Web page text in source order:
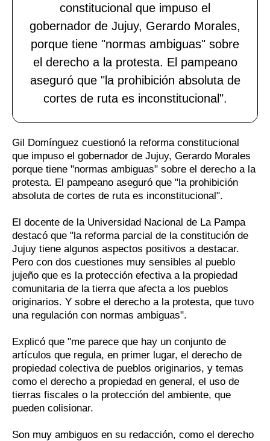
constitucional que impuso el
gobernador de Jujuy, Gerardo Morales,
porque tiene "normas ambiguas" sobre
el derecho a la protesta. El pampeano
aseguró que "la prohibición absoluta de
cortes de ruta es inconstitucional".
Gil Domínguez cuestionó la reforma constitucional
que impuso el gobernador de Jujuy, Gerardo Morales
porque tiene "normas ambiguas" sobre el derecho a la
protesta. El pampeano aseguró que "la prohibición
absoluta de cortes de ruta es inconstitucional".
El docente de la Universidad Nacional de La Pampa
destacó que "la reforma parcial de la constitución de
Jujuy tiene algunos aspectos positivos a destacar.
Pero con dos cuestiones muy sensibles al pueblo
jujeño que es la protección efectiva a la propiedad
comunitaria de la tierra que afecta a los pueblos
originarios. Y sobre el derecho a la protesta, que tuvo
una regulación con normas ambiguas".
Explicó que "me parece que hay un conjunto de
artículos que regula, en primer lugar, el derecho de
propiedad colectiva de pueblos originarios, y temas
como el derecho a propiedad en general, el uso de
tierras fiscales o la protección del ambiente, que
pueden colisionar.
Son muy ambiguos en su redacción, como el derecho